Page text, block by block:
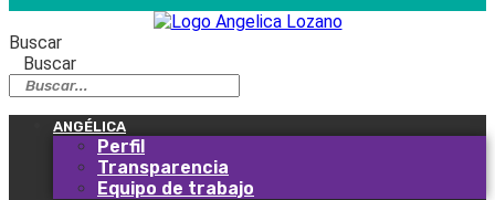
Buscar
Buscar
ANGÉLICA
Perfil
Transparencia
Equipo de trabajo